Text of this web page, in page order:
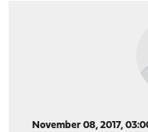
November 08, 2017,